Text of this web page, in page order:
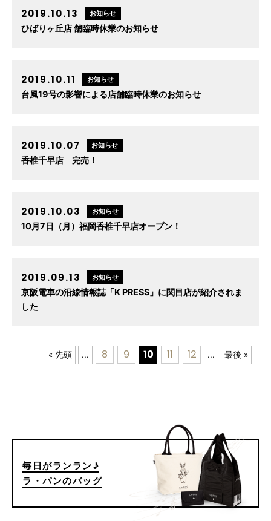
2019.10.13 お知らせ
ひばりヶ丘店 舗臨時休業のお知らせ
2019.10.11 お知らせ
台風19号の影響による店舗臨時休業のお知らせ
2019.10.07 お知らせ
香椎千早店 完売！
2019.10.03 お知らせ
10月7日（月）福岡香椎千早店オープン！
2019.09.13 お知らせ
京阪電車の沿線情報誌「K PRESS」に関目店が紹介されま
した
« 先頭 ... 8 9 10 11 12 ... 最後 »
毎日がランラン♪
ラ・パンのバッグ